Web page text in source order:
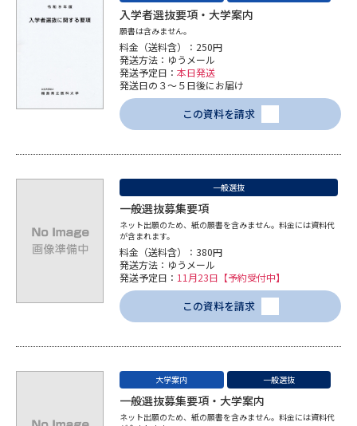
テレメール
お支払いサイト
個人情報取扱規定
テレメール進学カタログ
訂正のご案内
入学者選抜要項・大学案内
願書は含みません。
料金（送料含）：250円
発送方法：ゆうメール
発送予定日： 本日発送
発送日の３～５日後にお届け
この資料を請求
一般選抜
一般選抜募集要項
ネット出願のため、紙の願書を含みません。料金には資料代
が含まれます。
料金（送料含）：380円
発送方法：ゆうメール
発送予定日： 11月23日【予約受付中】
この資料を請求
大学案内 一般選抜
一般選抜募集要項・大学案内
ネット出願のため、紙の願書を含みません。料金には資料代